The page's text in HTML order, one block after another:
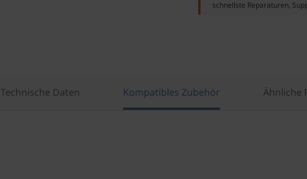
schnellste Reparaturen,
Technische Daten Kompatibles Zubehör Ähnliche